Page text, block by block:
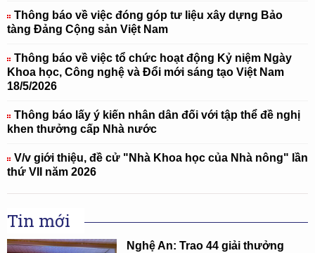
Thông báo về việc đóng góp tư liệu xây dựng Bảo
tàng Đảng Cộng sản Việt Nam
Thông báo về việc tổ chức hoạt động Kỷ niệm Ngày
Khoa học, Công nghệ và Đổi mới sáng tạo Việt Nam
18/5/2026
Thông báo lấy ý kiến nhân dân đối với tập thể đề nghị
khen thưởng cấp Nhà nước
V/v giới thiệu, đề cử "Nhà Khoa học của Nhà nông" lần
thứ VII năm 2026
Tin mới
Nghệ An: Trao 44 giải thưởng